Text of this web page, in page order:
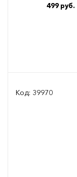
499 руб.
Код: 39970